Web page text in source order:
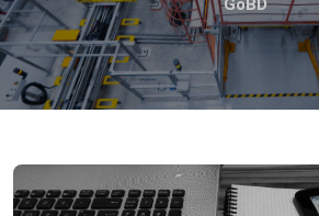
GoBD